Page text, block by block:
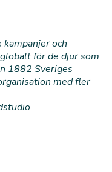
och
för de djur som
1882 Sveriges
med fler